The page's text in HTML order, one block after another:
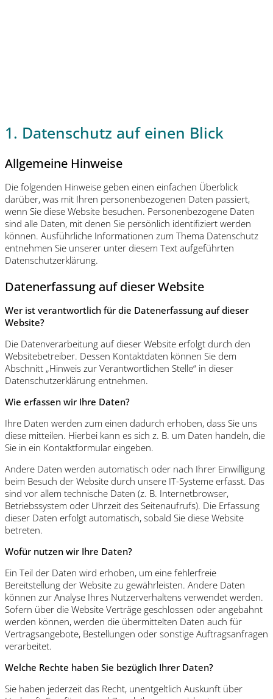
1. Datenschutz auf einen Blick
Allgemeine Hinweise
Die folgenden Hinweise geben einen einfachen Überblick
darüber, was mit Ihren personenbezogenen Daten passiert,
wenn Sie diese Website besuchen. Personenbezogene Daten
sind alle Daten, mit denen Sie persönlich identifiziert werden
können. Ausführliche Informationen zum Thema Datenschutz
entnehmen Sie unserer unter diesem Text aufgeführten
Datenschutzerklärung.
Datenerfassung auf dieser Website
Wer ist verantwortlich für die Datenerfassung auf dieser
Website?
Die Datenverarbeitung auf dieser Website erfolgt durch den
Websitebetreiber. Dessen Kontaktdaten können Sie dem
Abschnitt „Hinweis zur Verantwortlichen Stelle“ in dieser
Datenschutzerklärung entnehmen.
Wie erfassen wir Ihre Daten?
Ihre Daten werden zum einen dadurch erhoben, dass Sie uns
diese mitteilen. Hierbei kann es sich z. B. um Daten handeln, die
Sie in ein Kontaktformular eingeben.
Andere Daten werden automatisch oder nach Ihrer Einwilligung
beim Besuch der Website durch unsere IT-Systeme erfasst. Das
sind vor allem technische Daten (z. B. Internetbrowser,
Betriebssystem oder Uhrzeit des Seitenaufrufs). Die Erfassung
dieser Daten erfolgt automatisch, sobald Sie diese Website
betreten.
Wofür nutzen wir Ihre Daten?
Ein Teil der Daten wird erhoben, um eine fehlerfreie
Bereitstellung der Website zu gewährleisten. Andere Daten
können zur Analyse Ihres Nutzerverhaltens verwendet werden.
Sofern über die Website Verträge geschlossen oder angebahnt
werden können, werden die übermittelten Daten auch für
Vertragsangebote, Bestellungen oder sonstige Auftragsanfragen
verarbeitet.
Welche Rechte haben Sie bezüglich Ihrer Daten?
Sie haben jederzeit das Recht, unentgeltlich Auskunft über